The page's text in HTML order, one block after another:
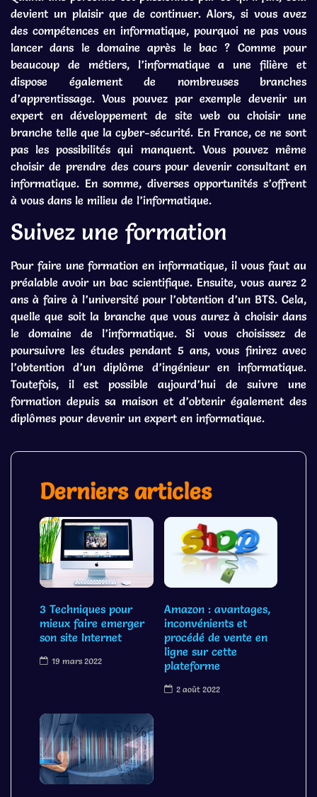
Derniers articles
3 Techniques pour
mieux faire emerger
son site Internet
19 mars 2022
Amazon : avantages,
inconvénients et
procédé de vente en
ligne sur cette
plateforme
2 août 2022
devient un plaisir que de continuer. Alors, si vous avez
des compétences en informatique, pourquoi ne pas vous
lancer dans le domaine après le bac ? Comme pour
beaucoup de métiers, l’informatique a une filière et
dispose également de nombreuses branches
d’apprentissage. Vous pouvez par exemple devenir un
expert en développement de site web ou choisir une
branche telle que la cyber-sécurité. En France, ce ne sont
pas les possibilités qui manquent. Vous pouvez même
choisir de prendre des cours pour devenir consultant en
informatique. En somme, diverses opportunités s’offrent
à vous dans le milieu de l’informatique.
Suivez une formation
Pour faire une formation en informatique, il vous faut au
préalable avoir un bac scientifique. Ensuite, vous aurez 2
ans à faire à l’université pour l’obtention d’un BTS. Cela,
quelle que soit la branche que vous aurez à choisir dans
le domaine de l’informatique. Si vous choisissez de
poursuivre les études pendant 5 ans, vous finirez avec
l’obtention d’un diplôme d’ingénieur en informatique.
Toutefois, il est possible aujourd’hui de suivre une
formation depuis sa maison et d’obtenir également des
diplômes pour devenir un expert en informatique.